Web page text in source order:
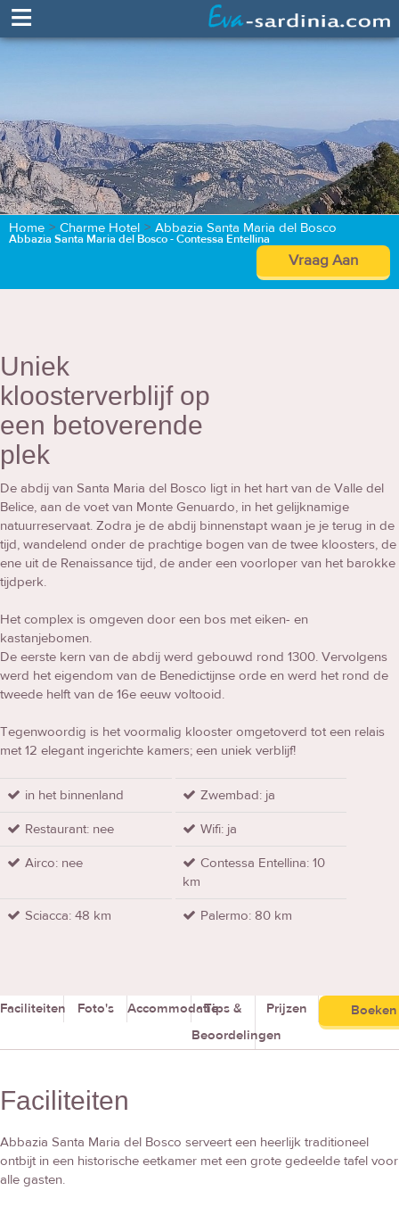
≡
Abbazia Santa Maria del Bosco - Contessa Entellina
Vraag Aan
Home > Charme Hotel > Abbazia Santa Maria del Bosco
Uniek
kloosterverblijf op
een betoverende
plek
De abdij van Santa Maria del Bosco ligt in het hart van de Valle del
Belice, aan de voet van Monte Genuardo, in het gelijknamige
natuurreservaat. Zodra je de abdij binnenstapt waan je je terug in de
tijd, wandelend onder de prachtige bogen van de twee kloosters, de
ene uit de Renaissance tijd, de ander een voorloper van het barokke
tijdperk.
Het complex is omgeven door een bos met eiken- en
kastanjebomen.
De eerste kern van de abdij werd gebouwd rond 1300. Vervolgens
werd het eigendom van de Benedictijnse orde en werd het rond de
tweede helft van de 16e eeuw voltooid.
Tegenwoordig is het voormalig klooster omgetoverd tot een relais
met 12 elegant ingerichte kamers; een uniek verblijf!
in het binnenland
Zwembad: ja
Restaurant: nee
Wifi: ja
Airco: nee
Contessa Entellina: 10
km
Sciacca: 48 km
Palermo: 80 km
Faciliteiten Foto's AccommodatieTips &
Beoordelingen
Prijzen Boeken
Faciliteiten
Abbazia Santa Maria del Bosco serveert een heerlijk traditioneel
ontbijt in een historische eetkamer met een grote gedeelde tafel voor
alle gasten.